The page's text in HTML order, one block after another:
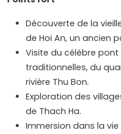
Découverte de la
de Hoi An, un ancien
Visite du célèbre
traditionnelles, du
rivière Thu Bon.
Exploration des
de Thach Ha.
Immersion dans la